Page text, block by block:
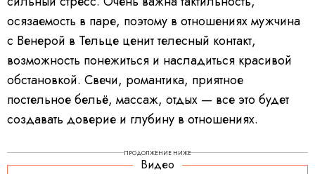
осязаемость в паре, поэтому в отношениях мужчина
с Венерой в Тельце ценит телесный контакт,
возможность понежиться и насладиться красивой
обстановкой. Свечи, романтика, приятное
постельное бельё, массаж, отдых — все это будет
создавать доверие и глубину в отношениях.
ПРОДОЛЖЕНИЕ НИЖЕ
Видео